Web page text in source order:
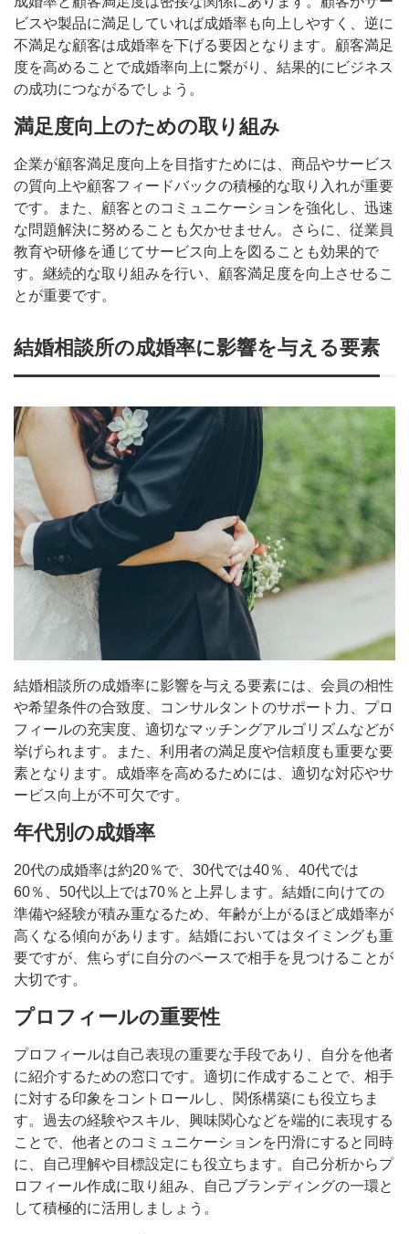
ビスや製品に満足していれば成婚率も向上しやすく、逆に
不満足な顧客は成婚率を下げる要因となります。顧客満足
度を高めることで成婚率向上に繋がり、結果的にビジネス
の成功につながるでしょう。
満足度向上のための取り組み
企業が顧客満足度向上を目指すためには、商品やサービス
の質向上や顧客フィードバックの積極的な取り入れが重要
です。また、顧客とのコミュニケーションを強化し、迅速
な問題解決に努めることも欠かせません。さらに、従業員
教育や研修を通じてサービス向上を図ることも効果的で
す。継続的な取り組みを行い、顧客満足度を向上させるこ
とが重要です。
結婚相談所の成婚率に影響を与える要素
結婚相談所の成婚率に影響を与える要素には、会員の相性
や希望条件の合致度、コンサルタントのサポート力、プロ
フィールの充実度、適切なマッチングアルゴリズムなどが
挙げられます。また、利用者の満足度や信頼度も重要な要
素となります。成婚率を高めるためには、適切な対応やサ
ービス向上が不可欠です。
年代別の成婚率
20代の成婚率は約20％で、30代では40％、40代では
60％、50代以上では70％と上昇します。結婚に向けての
準備や経験が積み重なるため、年齢が上がるほど成婚率が
高くなる傾向があります。結婚においてはタイミングも重
要ですが、焦らずに自分のペースで相手を見つけることが
大切です。
プロフィールの重要性
プロフィールは自己表現の重要な手段であり、自分を他者
に紹介するための窓口です。適切に作成することで、相手
に対する印象をコントロールし、関係構築にも役立ちま
す。過去の経験やスキル、興味関心などを端的に表現する
ことで、他者とのコミュニケーションを円滑にすると同時
に、自己理解や目標設定にも役立ちます。自己分析からプ
ロフィール作成に取り組み、自己ブランディングの一環と
して積極的に活用しましょう。